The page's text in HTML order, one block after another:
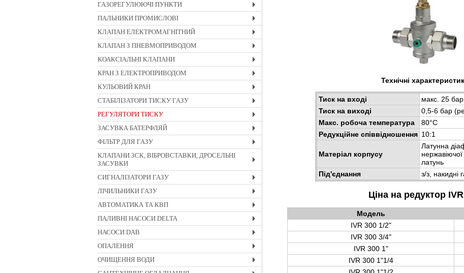
+
ГАЗОРЕГУЛЮЮЧІ ПУНКТИ
+
ПАЛЬНИКИ ПРОМИСЛОВІ
+
КЛАПАН ЕЛЕКТРОМАГНІТНИЙ
+
КЛАПАН З ПНЕВМОПРИВОДОМ
+
КОАКСІАЛЬНІ КЛАПАНИ
+
КРАН З ЕЛЕКТРОПРИВОДОМ
+
КУЛЬОВИЙ КРАН
+
СТАБІЛІЗАТОРИ ТИСКУ ГАЗУ
+
РЕГУЛЯТОРИ ТИСКУ
+
ЗАСУВКА БАТЕРФЛЯЙ
+
ФІЛЬТР ДЛЯ ГАЗУ
+
КЛАПАНИ ЗСК, ВІБРОВСТАВКИ, ДРОСЕЛЬНІ
ЗАСУВКИ
+
CИГНАЛІЗАТОРИ ГАЗУ
+
ЛІЧИЛЬНИКИ ГАЗУ
+
АВТОМАТИКА ТА КВП
+
ПАЛИВНІ НАСОСИ DELTA
+
НАСОСИ DAB
+
ОПАЛЕННЯ
+
ОЧИЩЕННЯ ВОДИ
Технічні
Тиск на вході
макс. 25 бар
Тиск на виході
0,5-6 бар
Макс. робоча температура
80°С
Редукційне співвідношення 10:1
Матеріал корпусу
Латунна
нержавіючої
латунь
Під'єднання
з/з, накидні
Ціна на редуктор
Модель
IVR 300 1/2"
IVR 300 3/4"
IVR 300 1"
IVR 300 1"1/4